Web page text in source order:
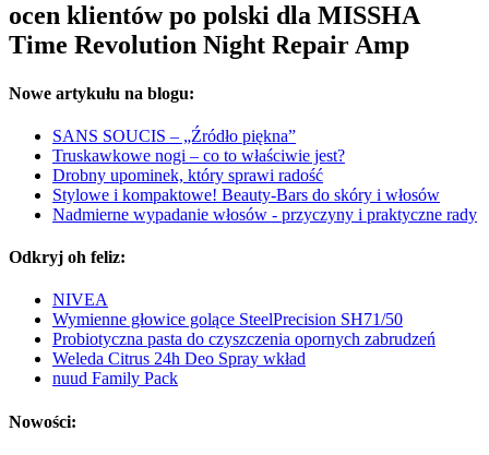
ocen klientów po polski dla MISSHA
Time Revolution Night Repair Amp
Nowe artykułu na blogu:
SANS SOUCIS – „Źródło piękna”
Truskawkowe nogi – co to właściwie jest?
Drobny upominek, który sprawi radość
Stylowe i kompaktowe! Beauty-Bars do skóry i włosów
Nadmierne wypadanie włosów - przyczyny i praktyczne rady
Odkryj oh feliz:
NIVEA
Wymienne głowice golące SteelPrecision SH71/50
Probiotyczna pasta do czyszczenia opornych zabrudzeń
Weleda Citrus 24h Deo Spray wkład
nuud Family Pack
Nowości: